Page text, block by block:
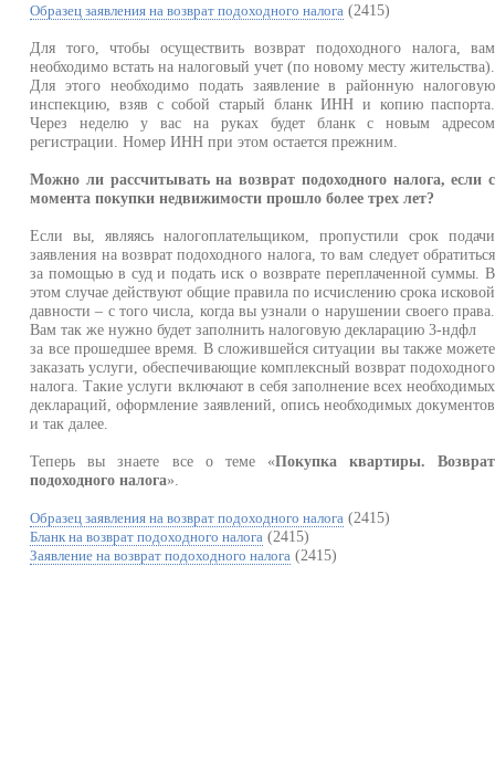
Образец заявления на возврат подоходного налога (2415)
Для того, чтобы осуществить возврат подоходного налога, вам
необходимо встать на налоговый учет (по новому месту жительства).
Для этого необходимо подать заявление в районную налоговую
инспекцию, взяв с собой старый бланк ИНН и копию паспорта.
Через неделю у вас на руках будет бланк с новым адресом
регистрации. Номер ИНН при этом остается прежним.
Можно ли рассчитывать на возврат подоходного налога, если с
момента покупки недвижимости прошло более трех лет?
Если вы, являясь налогоплательщиком, пропустили срок подачи
заявления на возврат подоходного налога, то вам следует обратиться
за помощью в суд и подать иск о возврате переплаченной суммы. В
этом случае действуют общие правила по исчислению срока исковой
давности – с того числа, когда вы узнали о нарушении своего права.
Вам так же нужно будет заполнить налоговую декларацию 3-ндфл
за все прошедшее время. В сложившейся ситуации вы также можете
заказать услуги, обеспечивающие комплексный возврат подоходного
налога. Такие услуги включают в себя заполнение всех необходимых
деклараций, оформление заявлений, опись необходимых документов
и так далее.
Теперь вы знаете все о теме «Покупка квартиры. Возврат
подоходного налога».
Образец заявления на возврат подоходного налога (2415)
Бланк на возврат подоходного налога (2415)
Заявление на возврат подоходного налога (2415)